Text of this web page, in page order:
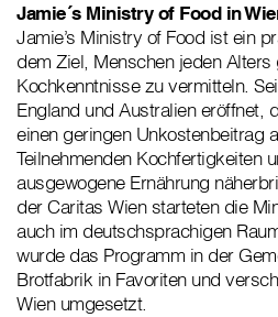
Jamie´s Ministry of Food in
Jamie’s Ministry of Food ist ein
dem Ziel, Menschen jeden
Kochkenntnisse zu vermitteln.
England und Australien eröffnet,
einen geringen Unkostenbeitrag
Teilnehmenden Kochfertigkeiten
ausgewogene Ernährung
der Caritas Wien starteten die
auch im deutschsprachigen
wurde das Programm in der
Brotfabrik in Favoriten und
Wien umgesetzt.